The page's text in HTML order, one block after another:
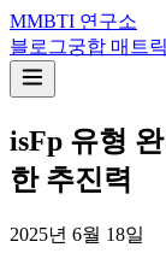
MMBTI 연구소
블로그궁합 매트
isFp 유형
한 추진력
2025년 6월 18일